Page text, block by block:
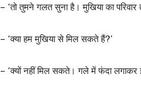
– ‘तो तुमने गलत सुना है। मुखिया का
– ‘क्या हम मुखिया से मिल सकते हैं?’
– ‘क्यों नहीं मिल सकते। गले में फंदा